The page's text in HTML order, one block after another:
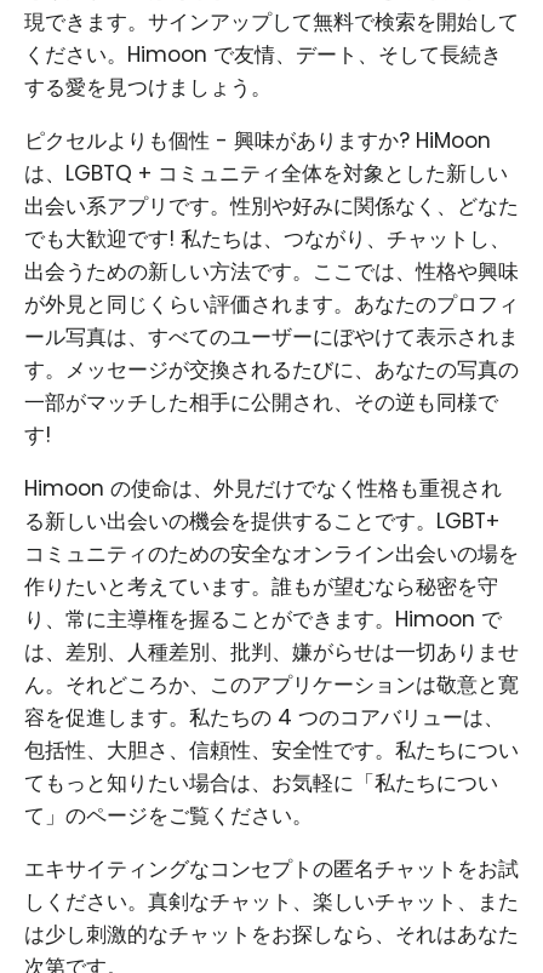
現できます。サインアップして無料で検索を開始して
ください。Himoon で友情、デート、そして長続き
する愛を見つけましょう。
ピクセルよりも個性 - 興味がありますか? HiMoon
は、LGBTQ + コミュニティ全体を対象とした新しい
出会い系アプリです。性別や好みに関係なく、どなた
でも大歓迎です! 私たちは、つながり、チャットし、
出会うための新しい方法です。ここでは、性格や興味
が外見と同じくらい評価されます。あなたのプロフィ
ール写真は、すべてのユーザーにぼやけて表示されま
す。メッセージが交換されるたびに、あなたの写真の
一部がマッチした相手に公開され、その逆も同様で
す!
Himoon の使命は、外見だけでなく性格も重視され
る新しい出会いの機会を提供することです。LGBT+
コミュニティのための安全なオンライン出会いの場を
作りたいと考えています。誰もが望むなら秘密を守
り、常に主導権を握ることができます。Himoon で
は、差別、人種差別、批判、嫌がらせは一切ありませ
ん。それどころか、このアプリケーションは敬意と寛
容を促進します。私たちの 4 つのコアバリューは、
包括性、大胆さ、信頼性、安全性です。私たちについ
てもっと知りたい場合は、お気軽に「私たちについ
て」のページをご覧ください。
エキサイティングなコンセプトの匿名チャットをお試
しください。真剣なチャット、楽しいチャット、また
は少し刺激的なチャットをお探しなら、それはあなた